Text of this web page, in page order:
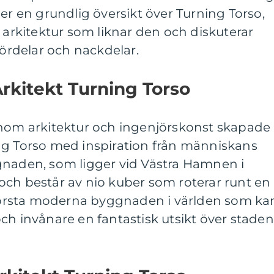
en grundlig översikt över Turning Torso,
som liknar den och diskuterar
och nackdelar.
Turning Torso
arkitektur och ingenjörskonst skapade
Torso med inspiration från människans
som ligger vid Västra Hamnen i
består av nio kuber som roterar runt en
moderna byggnaden i världen som
invånare en fantastisk utsikt över staden